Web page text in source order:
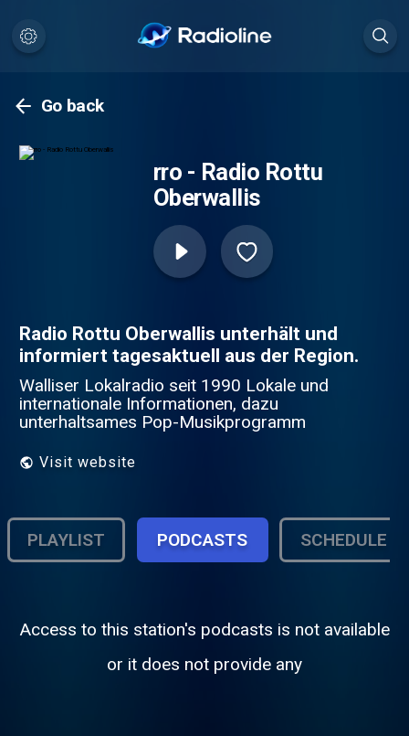
Go back
rro - Radio Rottu
Oberwallis
Radio Rottu Oberwallis unterhält und
informiert tagesaktuell aus der Region.
Walliser Lokalradio seit 1990 Lokale und
internationale Informationen, dazu
unterhaltsames Pop-Musikprogramm
Visit website
PLAYLIST PODCASTS SCHEDULE
Access to this station's podcasts is not available
or it does not provide any